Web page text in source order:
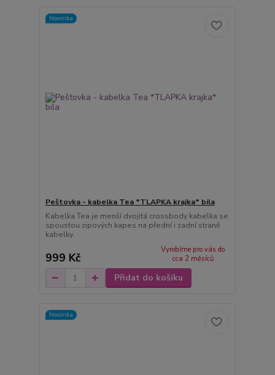
Novinka
Peštovka - kabelka Tea *TLAPKA krajka* bila
Kabelka Tea je menší dvojitá crossbody kabelka se
spoustou zipových kapes na přední i zadní straně
kabelky.
999 Kč
Vyrobíme pro vás do
cca 2 měsíců
Přidat do košíku
Novinka